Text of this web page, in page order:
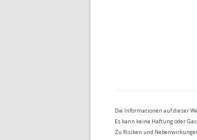
Die Informationen auf dieser
Es kann keine Haftung oder
Zu Risiken und